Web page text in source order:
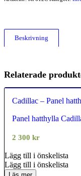
Beskrivning
Relaterade
Cadillac – Panel
Panel hatthylla
2 300 kr
Lägg till i önskelista
Lägg till i önskelista